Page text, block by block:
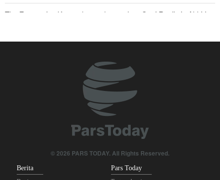
The Economist: Kesepakatan dengan Iran Opsi Realistis Akhiri
Krisis Militer Israel; Kelelahan Fisik dan Keruntuhan Psikologis
Yahya Saree: Kami Hancurkan Posisi Pasukan Bayaran Saudi
dengan Rudal Balistik dan Drone
Brigjen Akrami Nia: Artesh dalam Kondisi Siaga Penuh
Anggota Kongres AS Khawatirkan Dampak Menipisnya Rudal
© 2026 PARS TODAY. All Rights Reserved.
Berita Pars Today